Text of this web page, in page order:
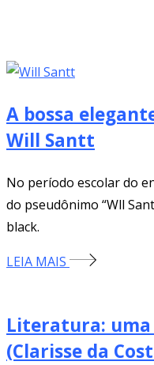
A bossa
Will Santt
No período escolar do
do pseudônimo “Wll
black.
LEIA MAIS
Literatura:
(Clarisse da